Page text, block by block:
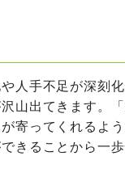
人手不足が深刻
山出てきます。
寄ってくれるよ
きることから一